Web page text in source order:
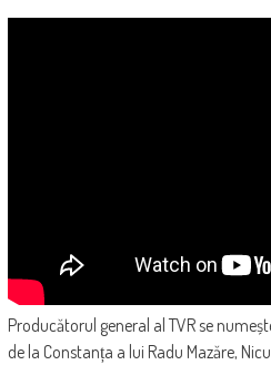
Producătorul general al TVR se
de la Constanța a lui Radu Mazăre,